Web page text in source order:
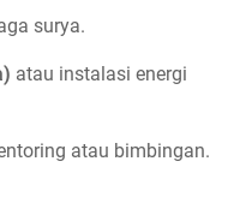
surya.
atau instalasi energi
atau bimbingan.